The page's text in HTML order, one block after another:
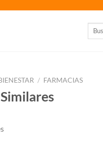
Buscar
/ FARMACIAS